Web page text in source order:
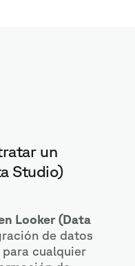
un
Studio)
Looker (Data
de datos
cualquier